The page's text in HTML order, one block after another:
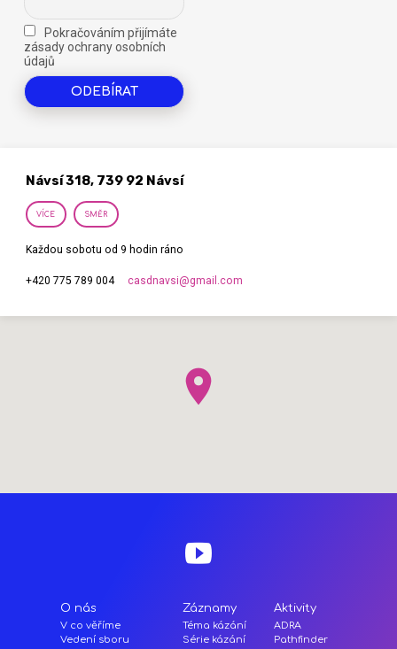
Pokračováním přijímáte
zásady ochrany osobních
údajů
Návsí 318, 739 92 Návsí
VÍCE SMĚR
Každou sobotu od 9 hodin ráno
+420 775 789 004 casdnavsi​@gmail.com
O nás
V co věříme
Vedení sboru
Záznamy
Téma kázání
Série kázání
Aktivity
ADRA
Pathfinder